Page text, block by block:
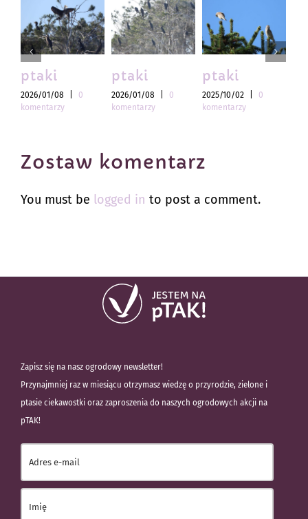
ptaki
2026/01/08
0
komentarzy
ptaki
2026/01/08
0
komentarzy
ptaki
2025/10/02
0
komentarzy
Zostaw komentarz
You must be logged in to post a comment.
Zapisz się na nasz ogrodowy newsletter!
Przynajmniej raz w miesiącu otrzymasz wiedzę o przyrodzie, zielone i
ptasie ciekawostki oraz zaproszenia do naszych ogrodowych akcji na
pTAK!